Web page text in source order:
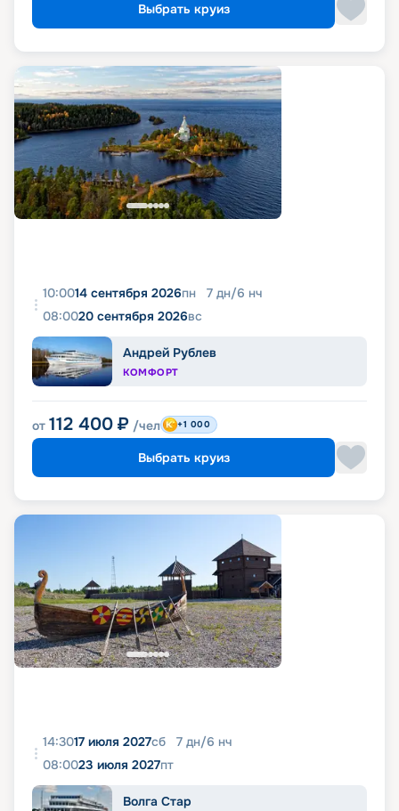
Выбрать круиз
10:0014 сентября 2026пн 7 дн/6 нч
08:0020 сентября 2026вс
Андрей Рублев
КОМФОРТ
от 112 400 ₽ /чел +1 000
Выбрать круиз
14:3017 июля 2027сб 7 дн/6 нч
08:0023 июля 2027пт
Волга Стар